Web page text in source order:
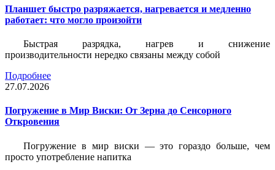
Планшет быстро разряжается, нагревается и медленно
работает: что могло произойти
Быстрая разрядка, нагрев и снижение
производительности нередко связаны между собой
Подробнее
27.07.2026
Погружение в Мир Виски: От Зерна до Сенсорного
Откровения
Погружение в мир виски — это гораздо больше, чем
просто употребление напитка